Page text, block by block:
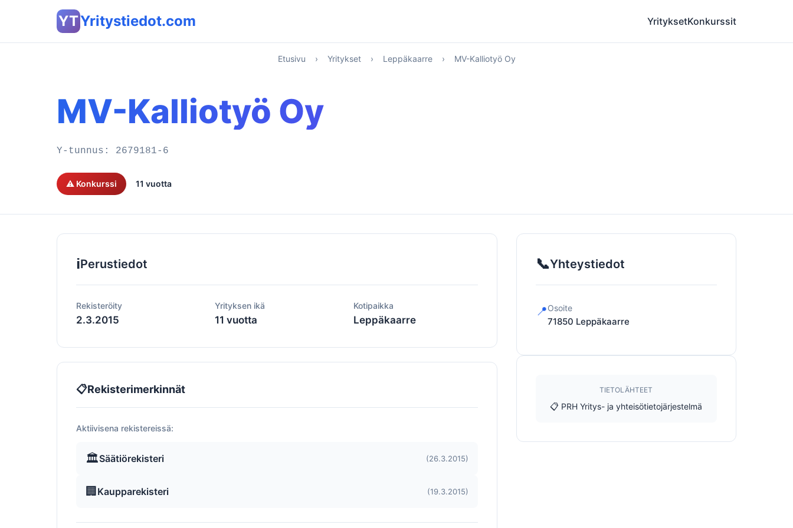
YTYritystiedot.com YrityksetKonkurssit
Etusivu › Yritykset › Leppäkaarre › MV-Kalliotyö Oy
MV-Kalliotyö Oy
Y-tunnus: 2679181-6
⚠️ Konkurssi 11 vuotta
ℹ️Perustiedot
Rekisteröity
2.3.2015
Yrityksen ikä
11 vuotta
Kotipaikka
Leppäkaarre
📋Rekisterimerkinnät
Aktiivisena rekistereissä:
🏛️Säätiörekisteri (26.3.2015)
🏢 Kaupparekisteri (19.3.2015)
📞Yhteystiedot
📍Osoite
71850 Leppäkaarre
TIETOLÄHTEET
📋 PRH Yritys- ja yhteisötietojärjestelmä